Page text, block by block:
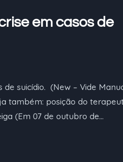
em casos de
suicídio. (New – Vide
também: posição do
(Em 07 de outubro de…